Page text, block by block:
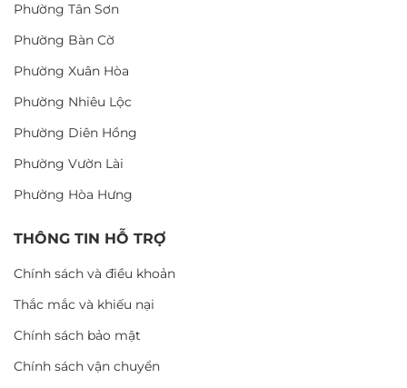
Phường Tân Sơn
Phường Bàn Cờ
Phường Xuân Hòa
Phường Nhiêu Lộc
Phường Diên Hồng
Phường Vườn Lài
Phường Hòa Hưng
THÔNG TIN HỖ TRỢ
Chính sách và điều khoản
Thắc mắc và khiếu nại
Chính sách bảo mật
Chính sách vận chuyển